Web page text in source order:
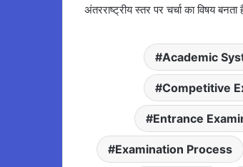
अंतरराष्ट्रीय स्तर पर चर्चा का विषय बनता
Academic
Competitive
Entrance
Examination Process